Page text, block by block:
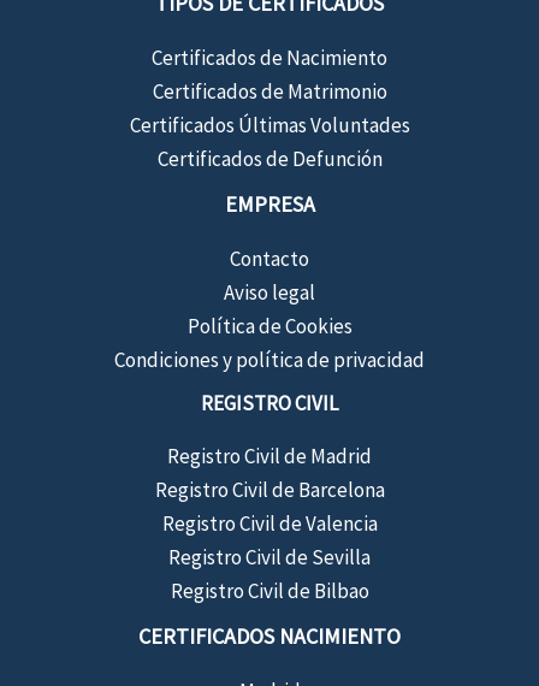
Certificados de Nacimiento
Certificados de Matrimonio
Certificados Últimas Voluntades
Certificados de Defunción
EMPRESA
Contacto
Aviso legal
Política de Cookies
Condiciones y política de privacidad
REGISTRO CIVIL
Registro Civil de Madrid
Registro Civil de Barcelona
Registro Civil de Valencia
Registro Civil de Sevilla
Registro Civil de Bilbao
CERTIFICADOS NACIMIENTO